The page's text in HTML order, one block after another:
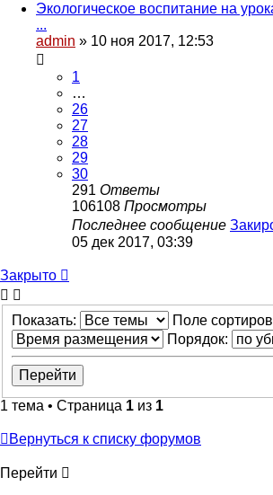
Экологическое воспитание на
...
admin » 10 ноя 2017, 12:53
1
…
26
27
28
29
30
291 Ответы
106108 Просмотры
Последнее сообщение
05 дек 2017, 03:39
Закрыто
Показать:
Поле
Порядок:
1 тема • Страница 1 из 1
Вернуться к списку форумов
Перейти